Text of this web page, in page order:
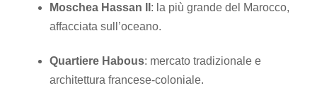
Moschea Hassan II : la più grande del Marocco,
affacciata sull’oceano.
Quartiere Habous: mercato tradizionale e
architettura francese-coloniale.